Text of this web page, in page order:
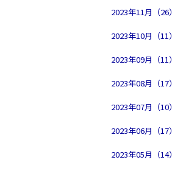
2023年11月（26）
2023年10月（11）
2023年09月（11）
2023年08月（17）
2023年07月（10）
2023年06月（17）
2023年05月（14）